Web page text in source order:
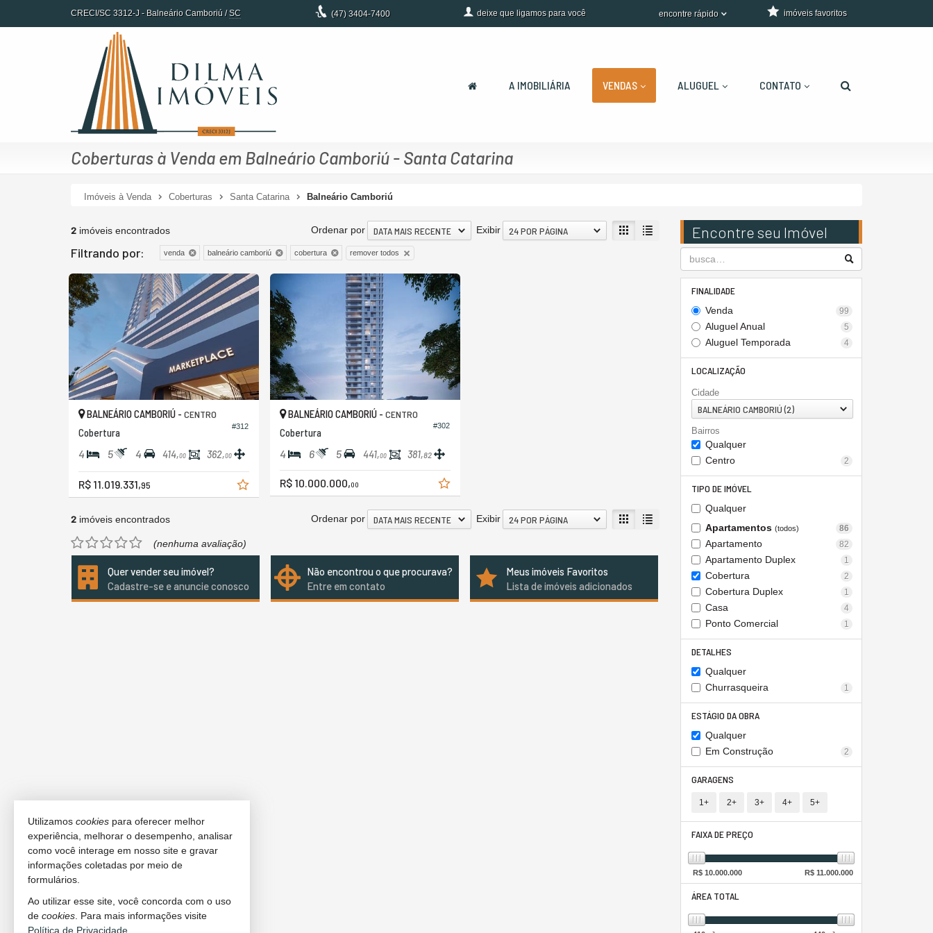
CRECI/SC 3312-J - Balneário Camboriú /SC (47) 3404-7400 deixe que ligamos para você encontre rápido imóveis favoritos
A IMOBILIÁRIA VENDAS ALUGUEL CONTATO
Coberturas à Venda em Balneário Camboriú - Santa Catarina
Imóveis à Venda Coberturas Santa Catarina Balneário Camboriú
Encontre seu Imóvel
FINALIDADE
Venda 99
Aluguel Anual 5
Aluguel Temporada 4
LOCALIZAÇÃO
Cidade
BALNEÁRIO CAMBORIÚ (2)
Bairros
Qualquer
Centro
2
TIPO DE IMÓVEL
Qualquer
Apartamentos (todos) 86
Apartamento 82
Apartamento Duplex 1
Cobertura 2
Cobertura Duplex 1
Casa 4
Ponto Comercial 1
DETALHES
Qualquer
Churrasqueira
1
ESTÁGIO DA OBRA
Qualquer
Em Construção
2
GARAGENS
1+ 2+ 3+ 4+ 5+
FAIXA DE PREÇO
R$ 10.000.000 R$11.000.000
ÁREA TOTAL
2 imóveis encontrados Exibir 24 POR PÁGINA
Ordenar por DATA MAIS RECENTE
Filtrando por: venda balneário camboriú cobertura remover todos
#312
BALNEÁRIO CAMBORIÚ - CENTRO
Cobertura
4 5 4 414,00 362,00
R$ 11.019.331,95
#302
BALNEÁRIO CAMBORIÚ - CENTRO
Cobertura
4 6 5 441,00 381,82
R$ 10.000.000,00
2 imóveis encontrados Exibir 24 POR PÁGINA
Ordenar por DATA MAIS RECENTE
(nenhuma avaliação)
Quer vender seu imóvel?
Cadastre-se e anuncie conosco
Não encontrou o que procurava?
Entre em contato
Meus imóveis Favoritos
Lista de imóveis adicionados
Utilizamos cookies para oferecer melhor
experiência, melhorar o desempenho, analisar
como você interage em nosso site e gravar
informações coletadas por meio de
formulários.
Ao utilizar esse site, você concorda com o uso
de cookies . Para mais informações visite
Política de Privacidade